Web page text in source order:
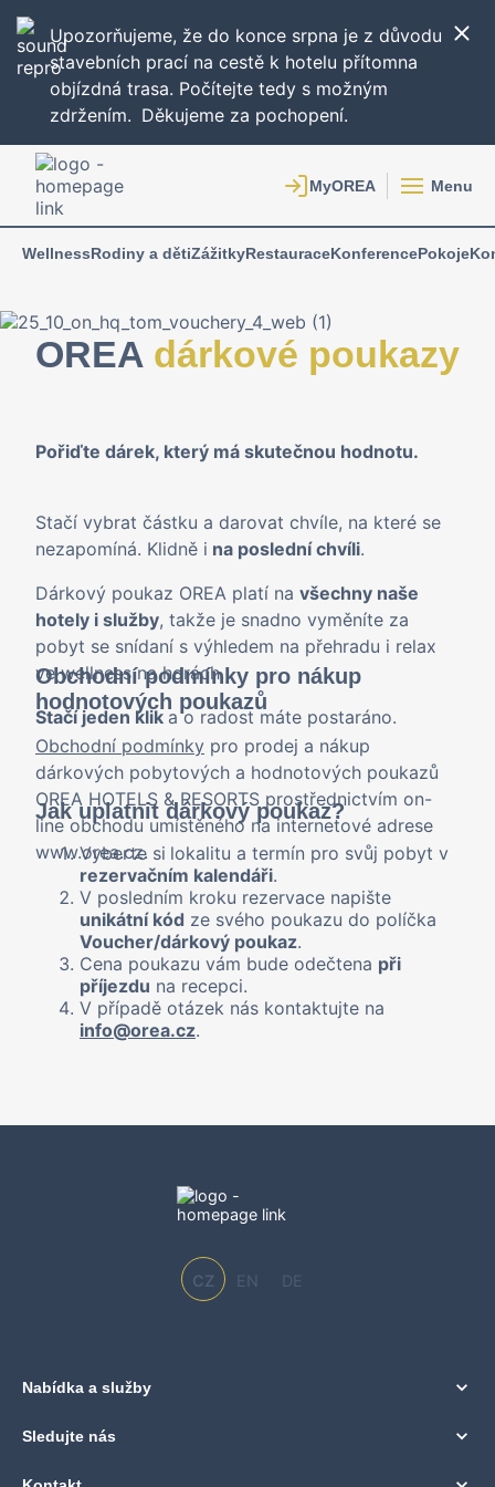
Upozorňujeme, že do konce srpna je z důvodu
stavebních prací na cestě k hotelu přítomna
objízdná trasa. Počítejte tedy s možným
zdržením. Děkujeme za pochopení.
Menu
WellnessRodiny a dětiZážitkyRestauraceKonferencePokoje
OREA dárkové poukazy
Pořiďte dárek, který má skutečnou hodnotu.
Stačí vybrat částku a darovat chvíle, na které se
nezapomíná. Klidně i na poslední chvíli.
Dárkový poukaz OREA platí na všechny naše
hotely i služby, takže je snadno vyměníte za
pobyt se snídaní s výhledem na přehradu i relax
ve wellness na horách.
Stačí jeden klik a o radost máte postaráno.
Obchodní podmínky pro nákup
hodnotových poukazů
Obchodní podmínky pro prodej a nákup
dárkových pobytových a hodnotových poukazů
OREA HOTELS & RESORTS prostřednictvím on-
line obchodu umístěného na internetové adrese
www.orea.cz.
Jak uplatnit dárkový poukaz?
Vyberte si lokalitu a termín pro svůj pobyt v
rezervačním kalendáři.
V posledním kroku rezervace napište
unikátní kód ze svého poukazu do políčka
Voucher/dárkový poukaz.
Cena poukazu vám bude odečtena při
příjezdu na recepci.
V případě otázek nás kontaktujte na
info@orea.cz.
CZ EN DE
Nabídka a služby
Sledujte nás